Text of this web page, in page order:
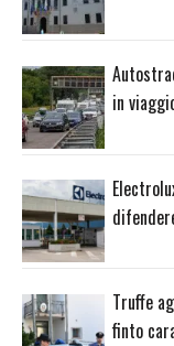
in
Truffe
finto